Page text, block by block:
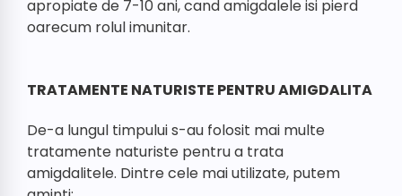
apropiate de 7-10 ani, cand amigdalele isi pierd
oarecum rolul imunitar.
TRATAMENTE NATURISTE PENTRU AMIGDALITA
De-a lungul timpului s-au folosit mai multe
tratamente naturiste pentru a trata
amigdalitele. Dintre cele mai utilizate, putem